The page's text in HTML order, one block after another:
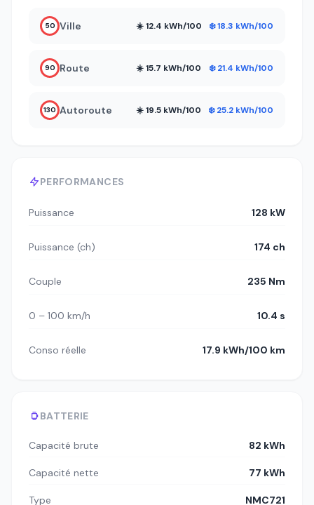
PERFORMANCES
Puissance 128 kW
Puissance (ch) 174 ch
Couple 235 Nm
0 – 100 km/h 10.4 s
Conso réelle 17.9 kWh/100 km
BATTERIE
Capacité brute 82 kWh
Capacité nette 77 kWh
Type NMC721
50 Ville ☀️ 12.4 kWh/100 ❄️ 18.3 kWh/100
90 Route ☀️ 15.7 kWh/100 ❄️ 21.4 kWh/100
130 Autoroute ☀️ 19.5 kWh/100 ❄️ 25.2 kWh/100